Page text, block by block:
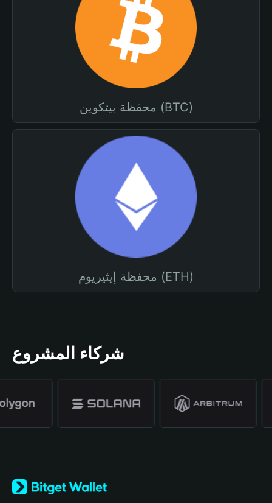
محفظة بيتكوين (BTC)
محفظة إيثيريوم (ETH)
شركاء المشروع